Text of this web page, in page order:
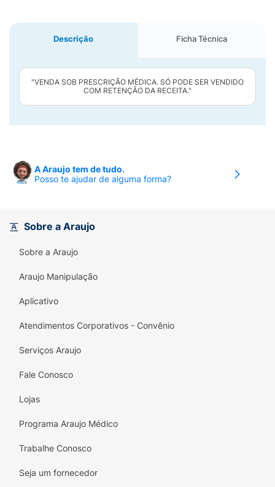
Descrição Ficha Técnica
"VENDA SOB PRESCRIÇÃO MÉDICA. SÓ PODE SER VENDIDO
COM RETENÇÃO DA RECEITA."
A Araujo tem de tudo.
Posso te ajudar de alguma forma?
Sobre a Araujo
Sobre a Araujo
Araujo Manipulação
Aplicativo
Atendimentos Corporativos - Convênio
Serviços Araujo
Fale Conosco
Lojas
Programa Araujo Médico
Trabalhe Conosco
Seja um fornecedor